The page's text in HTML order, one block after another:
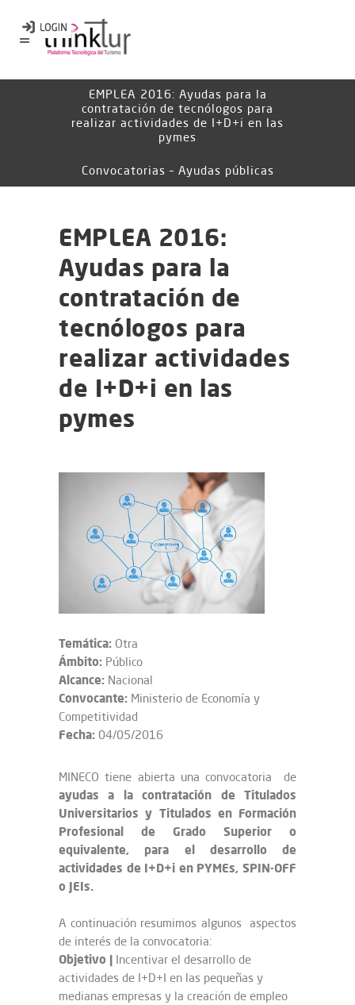
EMPLEA 2016: Ayudas para la
contratación de tecnólogos para
realizar actividades de I+D+i en las
pymes
Convocatorias – Ayudas públicas
EMPLEA 2016:
Ayudas para la
contratación de
tecnólogos para
realizar actividades
de I+D+i en las
pymes
Temática: Otra
Ámbito: Público
Alcance: Nacional
Convocante: Ministerio de Economía y
Competitividad
Fecha: 04/05/2016
MINECO tiene abierta una convocatoria de
ayudas a la contratación de Titulados
Universitarios y Titulados en Formación
Profesional de Grado Superior o
equivalente, para el desarrollo de
actividades de I+D+i en PYMEs, SPIN-OFF
o JEIs.
A continuación resumimos algunos aspectos
de interés de la convocatoria:
Objetivo | Incentivar el desarrollo de
actividades de I+D+I en las pequeñas y
medianas empresas y la creación de empleo